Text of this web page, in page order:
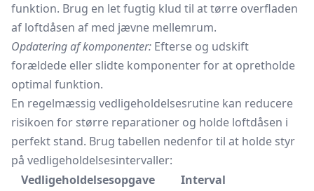
funktion. Brug en let fugtig klud til at tørre overfladen
af loftdåsen af med jævne mellemrum.
Opdatering af komponenter: Efterse og udskift
forældede eller slidte komponenter for at opretholde
optimal funktion.
En regelmæssig vedligeholdelsesrutine kan reducere
risikoen for større reparationer og holde loftdåsen i
perfekt stand. Brug tabellen nedenfor til at holde styr
på vedligeholdelsesintervaller:
Vedligeholdelsesopgave
Interval